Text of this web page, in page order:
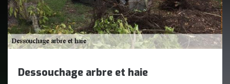
Dessouchage arbre et haie